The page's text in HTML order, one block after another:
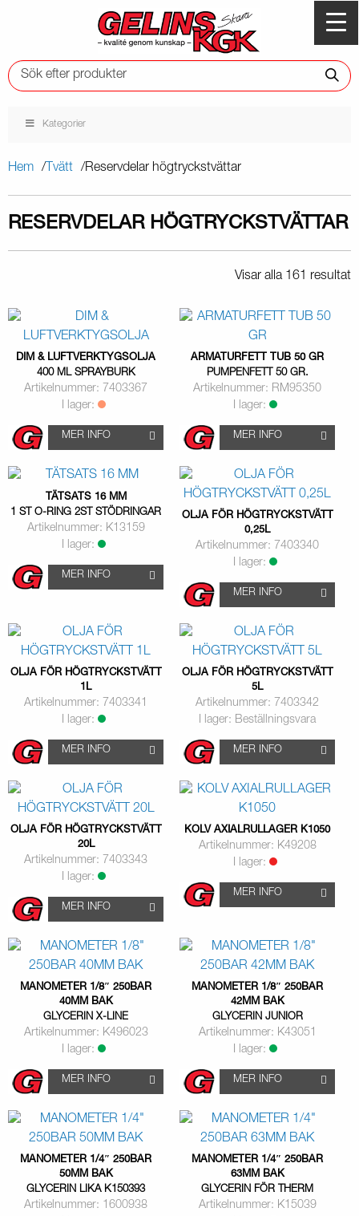
Kategorier
Hem Tvätt Reservdelar högtryckstvättar
RESERVDELAR HÖGTRYCKSTVÄTTAR
Visar alla 161 resultat
DIM & LUFTVERKTYGSOLJA
400 ML SPRAYBURK
Artikelnummer: 7403367
I lager:
MER INFO
ARMATURFETT TUB 50 GR
PUMPENFETT 50 GR.
Artikelnummer: RM95350
I lager:
MER INFO
TÄTSATS 16 MM
1 ST O-RING 2ST STÖDRINGAR
Artikelnummer: K13159
I lager:
MER INFO
OLJA FÖR HÖGTRYCKSTVÄTT
0,25L
Artikelnummer: 7403340
I lager:
MER INFO
OLJA FÖR HÖGTRYCKSTVÄTT
1L
Artikelnummer: 7403341
I lager:
MER INFO
OLJA FÖR HÖGTRYCKSTVÄTT
5L
Artikelnummer: 7403342
I lager: Beställningsvara
MER INFO
OLJA FÖR HÖGTRYCKSTVÄTT
20L
Artikelnummer: 7403343
I lager:
MER INFO
KOLV AXIALRULLAGER K1050
Artikelnummer: K49208
I lager:
MER INFO
MANOMETER 1/8″ 250BAR
40MM BAK
GLYCERIN X-LINE
Artikelnummer: K496023
I lager:
MER INFO
MANOMETER 1/8″ 250BAR
42MM BAK
GLYCERIN JUNIOR
Artikelnummer: K43051
I lager:
MER INFO
MANOMETER 1/4″ 250BAR
50MM BAK
GLYCERIN LIKA K150393
Artikelnummer: 1600938
MANOMETER 1/4″ 250BAR
63MM BAK
GLYCERIN FÖR THERM
Artikelnummer: K15039